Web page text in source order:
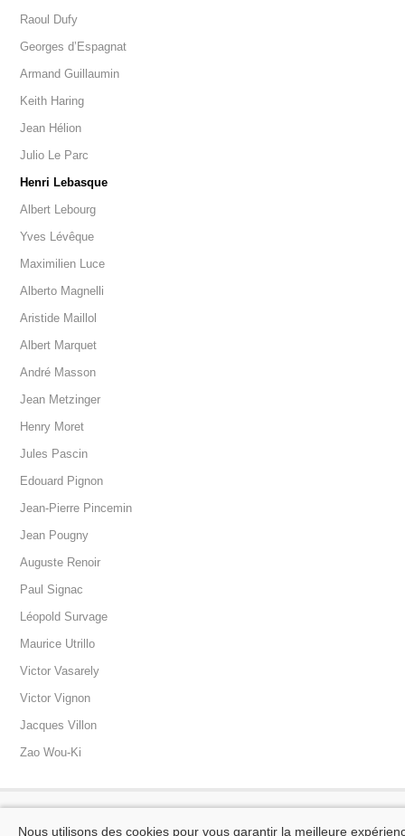
Raoul Dufy
Georges d’Espagnat
Armand Guillaumin
Keith Haring
Jean Hélion
Julio Le Parc
Henri Lebasque
Albert Lebourg
Yves Lévêque
Maximilien Luce
Alberto Magnelli
Aristide Maillol
Albert Marquet
André Masson
Jean Metzinger
Henry Moret
Jules Pascin
Edouard Pignon
Jean-Pierre Pincemin
Jean Pougny
Auguste Renoir
Paul Signac
Léopold Survage
Maurice Utrillo
Victor Vasarely
Victor Vignon
Jacques Villon
Zao Wou-Ki
Nous utilisons des cookies pour vous garantir la meilleure